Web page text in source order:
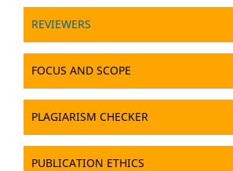
REVIEWERS
FOCUS AND SCOPE
PLAGIARISM CHECKER
PUBLICATION ETHICS